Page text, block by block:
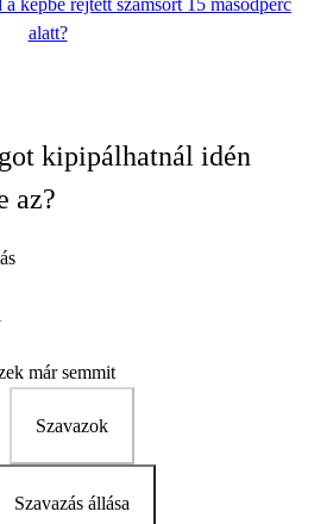
alatt?
kipipálhatnál idén
az?
már semmit
Szavazok
Szavazás állása